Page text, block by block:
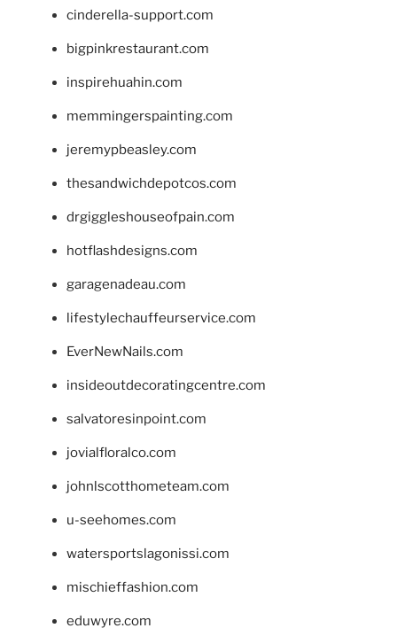
cinderella-support.com
bigpinkrestaurant.com
inspirehuahin.com
memmingerspainting.com
jeremypbeasley.com
thesandwichdepotcos.com
drgiggleshouseofpain.com
hotflashdesigns.com
garagenadeau.com
lifestylechauffeurservice.com
EverNewNails.com
insideoutdecoratingcentre.com
salvatoresinpoint.com
jovialfloralco.com
johnlscotthometeam.com
u-seehomes.com
watersportslagonissi.com
mischieffashion.com
eduwyre.com